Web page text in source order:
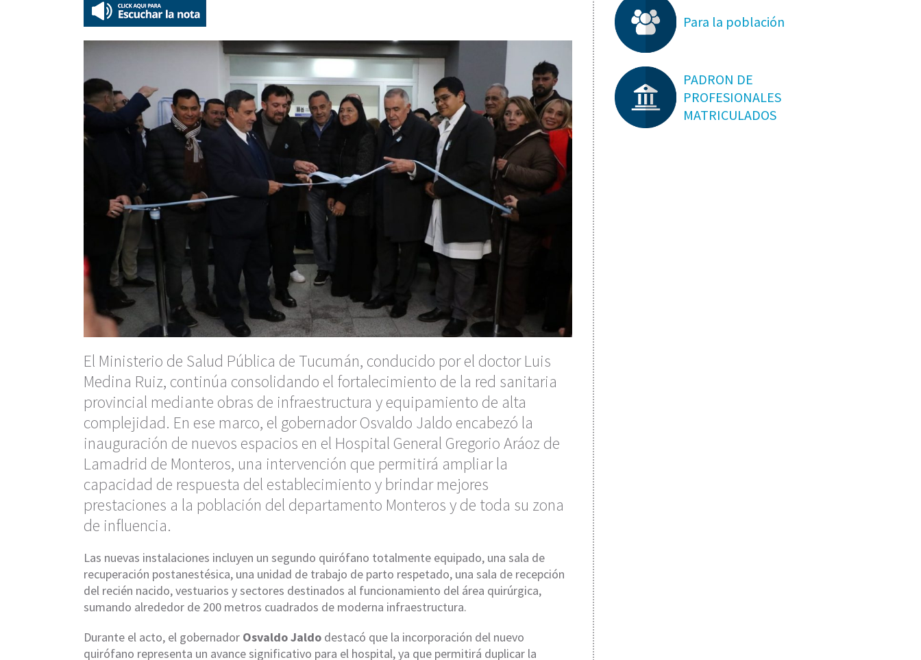
El Ministerio de Salud Pública de Tucumán, conducido por el doctor Luis
Medina Ruiz, continúa consolidando el fortalecimiento de la red sanitaria
provincial mediante obras de infraestructura y equipamiento de alta
complejidad. En ese marco, el gobernador Osvaldo Jaldo encabezó la
inauguración de nuevos espacios en el Hospital General Gregorio Aráoz de
Lamadrid de Monteros, una intervención que permitirá ampliar la
capacidad de respuesta del establecimiento y brindar mejores
prestaciones a la población del departamento Monteros y de toda su zona
de influencia.
Las nuevas instalaciones incluyen un segundo quirófano totalmente equipado, una sala de
recuperación postanestésica, una unidad de trabajo de parto respetado, una sala de recepción
del recién nacido, vestuarios y sectores destinados al funcionamiento del área quirúrgica,
sumando alrededor de 200 metros cuadrados de moderna infraestructura.
Durante el acto, el gobernador Osvaldo Jaldo destacó que la incorporación del nuevo
quirófano representa un avance significativo para el hospital, ya que permitirá duplicar la
Para la población
PADRON DE
PROFESIONALES
MATRICULADOS